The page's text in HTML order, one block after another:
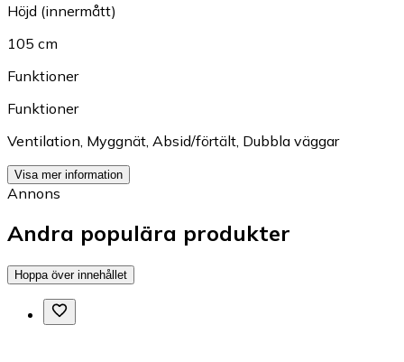
Höjd (innermått)
105 cm
Funktioner
Funktioner
Ventilation Myggnät Absid/förtält Dubbla väggar
Visa mer information
Annons
Andra populära produkter
Hoppa över innehållet